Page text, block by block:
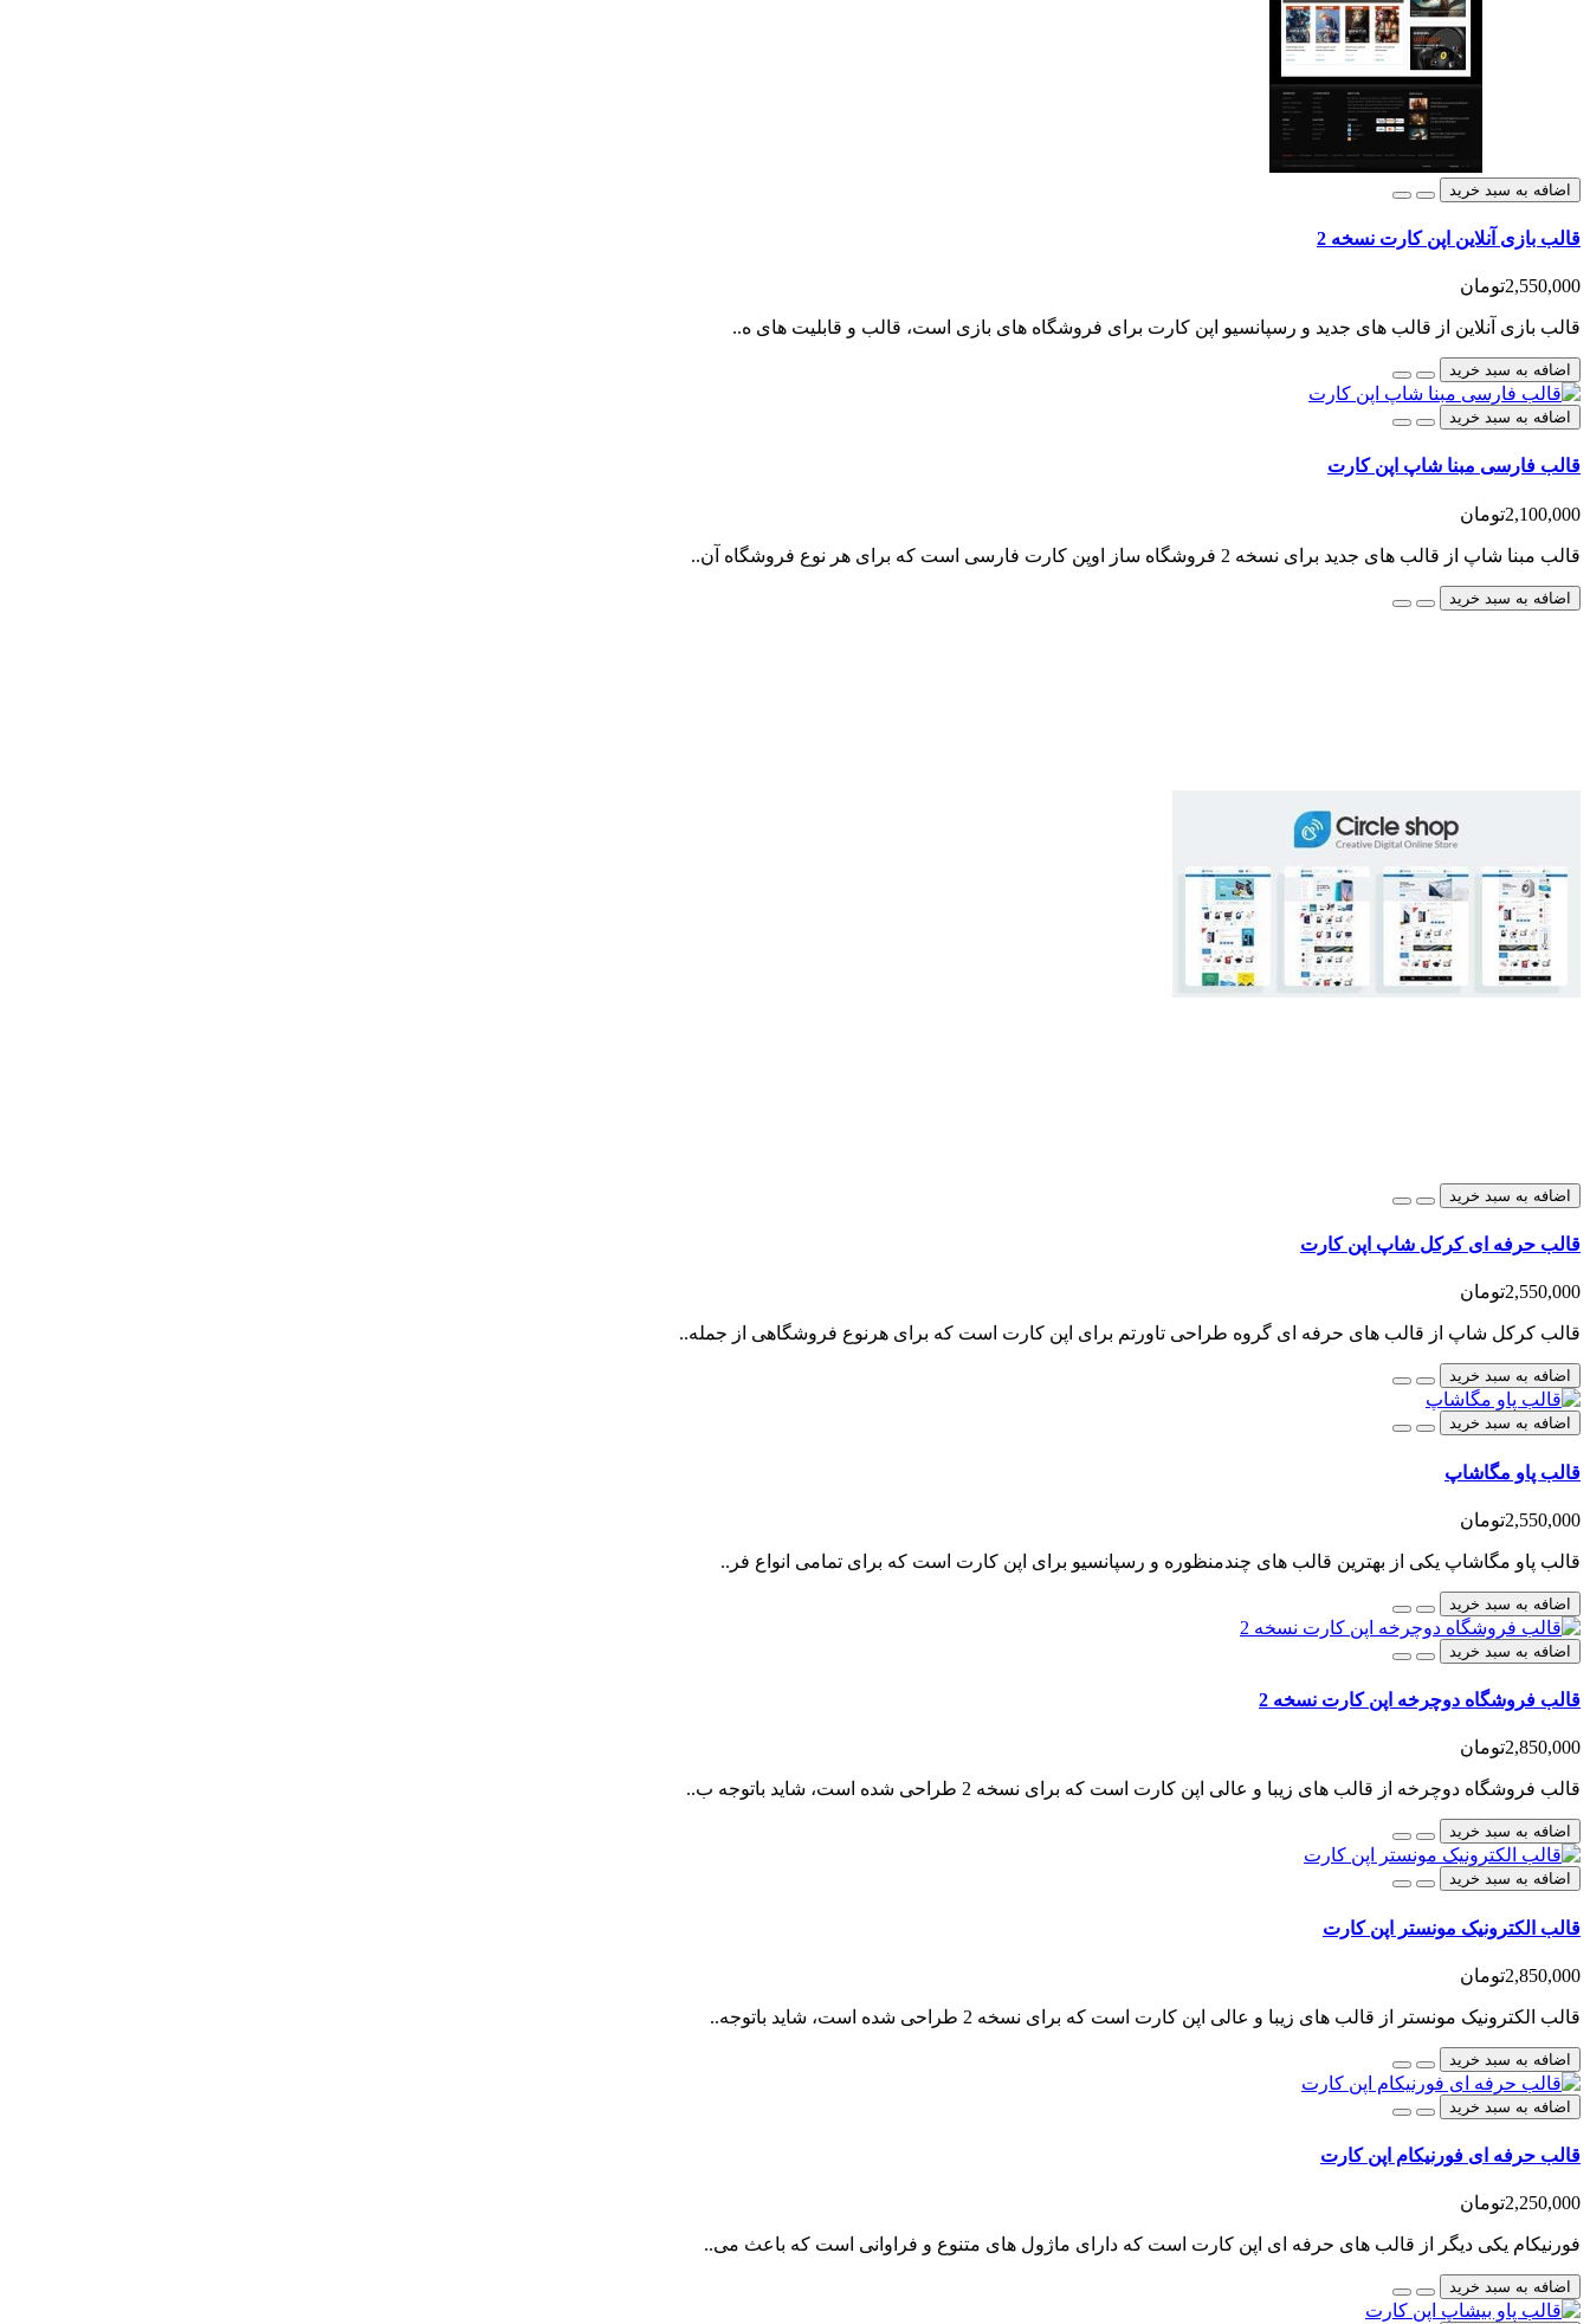
اضافه به سبد خرید
قالب بازی آنلاین اپن کارت نسخه 2
2,550,000تومان
قالب بازی آنلاین از قالب های جدید و رسپانسیو اپن کارت برای فروشگاه های بازی است، قالب و قابلیت های ه..
اضافه به سبد خرید
اضافه به سبد خرید
قالب فارسی مبنا شاپ اپن کارت
2,100,000تومان
قالب مبنا شاپ از قالب های جدید برای نسخه 2 فروشگاه ساز اوپن کارت فارسی است که برای هر نوع فروشگاه آن..
اضافه به سبد خرید
اضافه به سبد خرید
قالب حرفه ای کرکل شاپ اپن کارت
2,550,000تومان
قالب کرکل شاپ از قالب های حرفه ای گروه طراحی تاورتم برای اپن کارت است که برای هرنوع فروشگاهی از جمله..
اضافه به سبد خرید
اضافه به سبد خرید
قالب پاو مگاشاپ
2,550,000تومان
قالب پاو مگاشاپ یکی از بهترین قالب های چندمنظوره و رسپانسیو برای اپن کارت است که برای تمامی انواع فر..
اضافه به سبد خرید
اضافه به سبد خرید
قالب فروشگاه دوچرخه اپن کارت نسخه 2
2,850,000تومان
قالب فروشگاه دوچرخه از قالب های زیبا و عالی اپن کارت است که برای نسخه 2 طراحی شده است، شاید باتوجه ب..
اضافه به سبد خرید
اضافه به سبد خرید
قالب الکترونیک مونستر اپن کارت
2,850,000تومان
قالب الکترونیک مونستر از قالب های زیبا و عالی اپن کارت است که برای نسخه 2 طراحی شده است، شاید باتوجه..
اضافه به سبد خرید
اضافه به سبد خرید
قالب حرفه ای فورنیکام اپن کارت
2,250,000تومان
فورنیکام یکی دیگر از قالب های حرفه ای اپن کارت است که دارای ماژول های متنوع و فراوانی است که باعث می..
اضافه به سبد خرید